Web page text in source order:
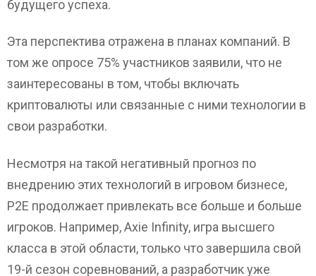
будущего успеха.
Эта перспектива отражена в планах компаний. В
том же опросе 75% участников заявили, что не
заинтересованы в том, чтобы включать
криптовалюты или связанные с ними технологии в
свои разработки.
Несмотря на такой негативный прогноз по
внедрению этих технологий в игровом бизнесе,
P2E продолжает привлекать все больше и больше
игроков. Например, Axie Infinity, игра высшего
класса в этой области, только что завершила свой
19-й сезон соревнований, а разработчик уже